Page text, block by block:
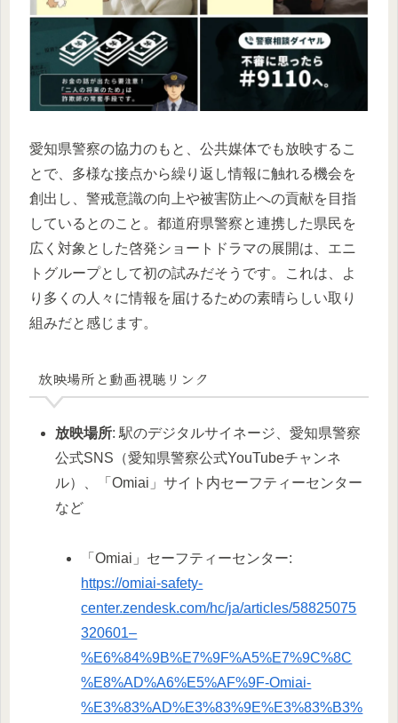
愛知県警察の協力のもと、公共媒体でも放映するこ
とで、多様な接点から繰り返し情報に触れる機会を
創出し、警戒意識の向上や被害防止への貢献を目指
しているとのこと。都道府県警察と連携した県民を
広く対象とした啓発ショートドラマの展開は、エニ
トグループとして初の試みだそうです。これは、よ
り多くの人々に情報を届けるための素晴らしい取り
組みだと感じます。
放映場所と動画視聴リンク
放映場所: 駅のデジタルサイネージ、愛知県警察
公式SNS（愛知県警察公式YouTubeチャンネ
ル）、「Omiai」サイト内セーフティーセンター
など
「Omiai」セーフティーセンター:
https://omiai-safety-
center.zendesk.com/hc/ja/articles/58825075
320601–
%E6%84%9B%E7%9F%A5%E7%9C%8C
%E8%AD%A6%E5%AF%9F-Omiai-
%E3%83%AD%E3%83%9E%E3%83%B3%